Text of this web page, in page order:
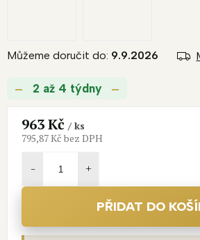
2 až 4 týdny
Můžeme doručit do: 9.9.2026
963 Kč/ ks
795,87 Kč bez DPH
PŘIDAT DO